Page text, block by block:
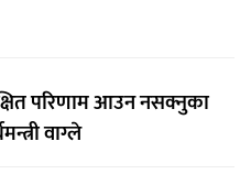
परिणाम आउन नसक्नुका
वाग्ले